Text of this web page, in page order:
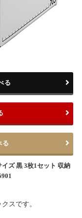
ズ 黒 3枚1セット 収納
る
る
スです。